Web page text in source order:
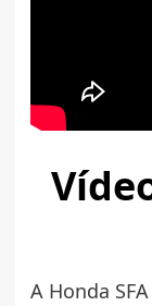
A Honda